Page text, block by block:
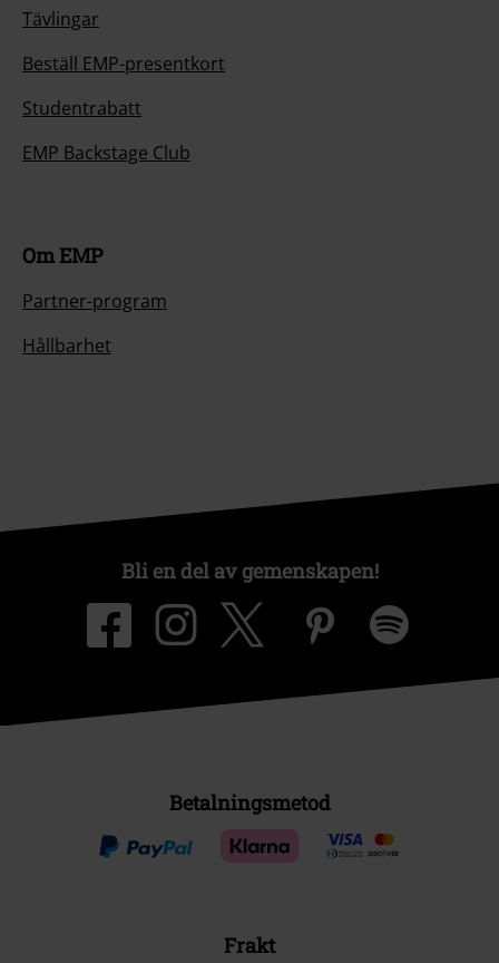
Tävlingar
Beställ EMP-presentkort
Studentrabatt
EMP Backstage Club
Om EMP
Partner-program
Hållbarhet
Bli en del av gemenskapen!
Betalningsmetod
Frakt